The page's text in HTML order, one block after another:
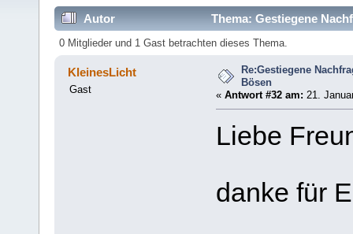
Autor Thema: Gestiegene
0 Mitglieder und 1 Gast betrachten dieses Thema.
KleinesLicht
Gast
Re:Gestiegene
Bösen
« Antwort #32 am: 21.
Liebe
danke für